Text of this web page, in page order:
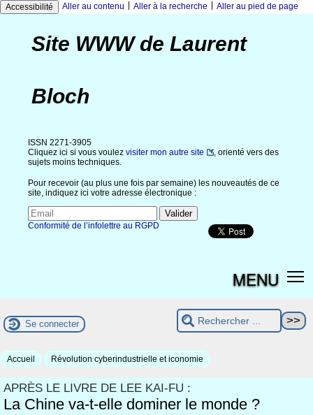
Accessibilité Aller au contenu Aller à la recherche Aller au pied de page
Site WWW de Laurent
Bloch
ISSN 2271-3905
Cliquez ici si vous voulez visiter mon autre site
, orienté vers des
sujets moins techniques.
Pour recevoir (au plus une fois par semaine) les nouveautés de ce
site, indiquez ici votre adresse électronique :
Conformité de l’infolettre au RGPD
MENU
Se connecter
Accueil Révolution cyberindustrielle et iconomie
APRÈS LE LIVRE DE LEE KAI-FU :
La Chine va-t-elle dominer le monde ?